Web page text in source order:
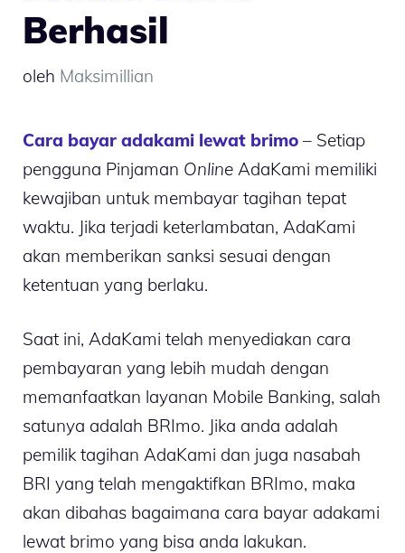
Berhasil
oleh Maksimillian
Cara bayar adakami lewat brimo – Setiap
pengguna Pinjaman Online AdaKami memiliki
kewajiban untuk membayar tagihan tepat
waktu. Jika terjadi keterlambatan, AdaKami
akan memberikan sanksi sesuai dengan
ketentuan yang berlaku.
Saat ini, AdaKami telah menyediakan cara
pembayaran yang lebih mudah dengan
memanfaatkan layanan Mobile Banking, salah
satunya adalah BRImo. Jika anda adalah
pemilik tagihan AdaKami dan juga nasabah
BRI yang telah mengaktifkan BRImo, maka
akan dibahas bagaimana cara bayar adakami
lewat brimo yang bisa anda lakukan.